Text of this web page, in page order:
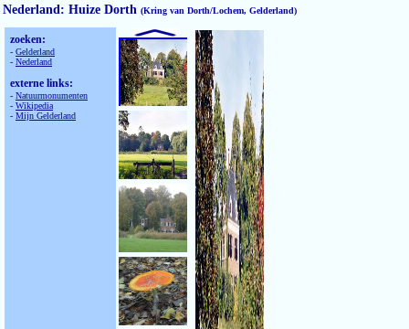
Nederland: Huize Dorth (Kring van Dorth/Lochem, Gelderland)
zoeken:
- Gelderland
- Nederland
externe links:
- Natuurmonumenten
- Wikipedia
- Mijn Gelderland